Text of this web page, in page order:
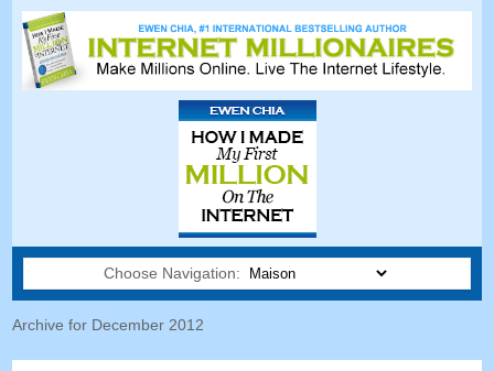
Choose Navigation:
Archive for December 2012